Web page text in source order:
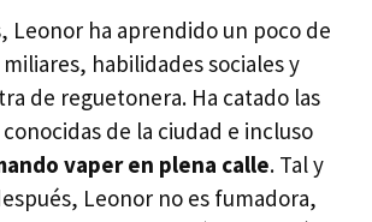
Leonor ha aprendido un poco de
habilidades sociales y
de reguetonera. Ha catado las
de la ciudad e incluso
vaper en plena calle. Tal y
Leonor no es fumadora,